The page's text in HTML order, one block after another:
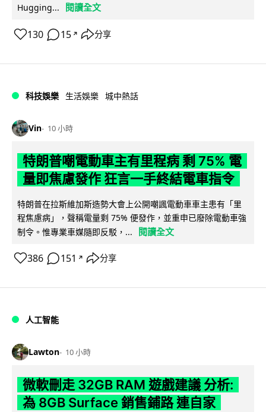
Hugging...
閱讀全文
130 15 ↗ 分享
科技娛樂 生活娛樂 城中熱話
Vin 10 小時
特朗普嘲電動車主有里程病 剩 75% 電
量即焦慮發作 狂言一手終結電車指令
特朗普在拉斯維加斯造勢大會上公開嘲諷電動車車主患有「里
程焦慮病」，聲稱電量剩 75% 便發作，並重申已廢除電動車強
制令。惟專業車媒隨即反駁，...
閱讀全文
386 151 ↗ 分享
人工智能
Lawton 10 小時
微軟刪走 32GB RAM 遊戲建議 分析:
為 8GB Surface 銷售鋪路 連自家